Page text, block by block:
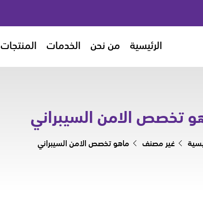
الرئيسية من نحن الخدمات المنتجات
تخصص الامن السيبراني
غير مصنف ماهو تخصص الامن السيبراني